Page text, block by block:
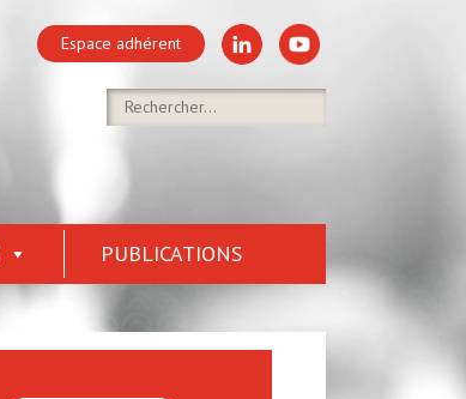
Espace adhérent
PUBLICATIONS